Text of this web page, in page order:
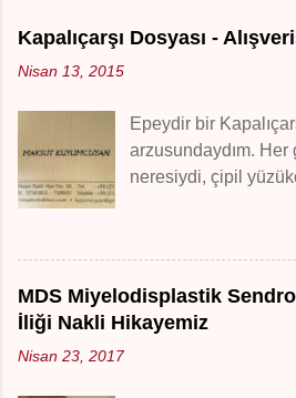
ö
n
e
Kapalıçarşı Dosyası -
Nisan 13, 2015
Epeydir bir
arzusundaydım.
neresiydi, çipil
Küçükken annemle
küçük küçük
sokaklarda hazine
MDS Miyelodisplastik
İliği Nakli Hikayemiz
Nisan 23, 2017